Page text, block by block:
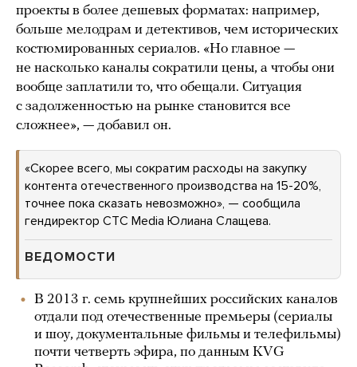
проекты в более дешевых форматах: например,
больше мелодрам и детективов, чем исторических
костюмированных сериалов. «Но главное —
не насколько каналы сократили цены, а чтобы они
вообще заплатили то, что обещали. Ситуация
с задолженностью на рынке становится все
сложнее», — добавил он.
«Скорее всего, мы сократим расходы на закупку
контента отечественного производства на 15-20%,
точнее пока сказать невозможно», — сообщила
гендиректор CTC Media Юлиана Слащева.
ВЕДОМОСТИ
В 2013 г. семь крупнейших российских каналов
отдали под отечественные премьеры (сериалы
и шоу, документальные фильмы и телефильмы)
почти четверть эфира, по данным KVG